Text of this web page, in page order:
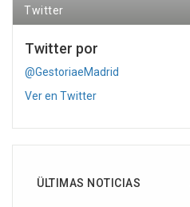
Twitter
Twitter por
@GestoriaeMadrid
Ver en Twitter
ÜLTIMAS NOTICIAS